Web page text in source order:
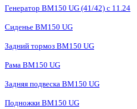
Генератор BM150 UG (41/42) с 11.24
Сиденье BM150 UG
Задний тормоз BM150 UG
Рама BM150 UG
Задняя подвеска BM150 UG
Подножки BM150 UG